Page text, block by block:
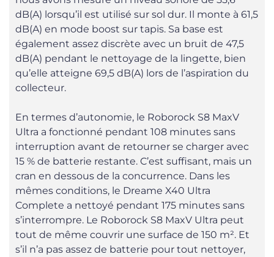
dB(A) lorsqu’il est utilisé sur sol dur. Il monte à 61,5
dB(A) en mode boost sur tapis. Sa base est
également assez discrète avec un bruit de 47,5
dB(A) pendant le nettoyage de la lingette, bien
qu’elle atteigne 69,5 dB(A) lors de l’aspiration du
collecteur.
En termes d’autonomie, le Roborock S8 MaxV
Ultra a fonctionné pendant 108 minutes sans
interruption avant de retourner se charger avec
15 % de batterie restante. C’est suffisant, mais un
cran en dessous de la concurrence. Dans les
mêmes conditions, le Dreame X40 Ultra
Complete a nettoyé pendant 175 minutes sans
s’interrompre. Le Roborock S8 MaxV Ultra peut
tout de même couvrir une surface de 150 m². Et
s’il n’a pas assez de batterie pour tout nettoyer,